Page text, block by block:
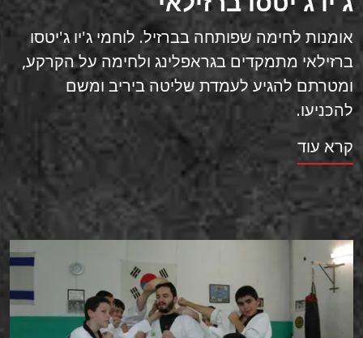
אומנות לחימה שפותחה בברזיל. לוחמי ג'יו ג'יטסו
ברזילאי מתמקדים בגראפלינג ולחימה על הקרקע,
ומטרתם להגיע לעמדת שליטה ביריב ומשם
להכניעו.
קרא עוד